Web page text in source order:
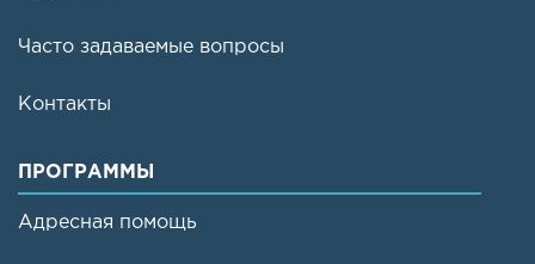
Часто задаваемые вопросы
Контакты
ПРОГРАММЫ
Адресная помощь